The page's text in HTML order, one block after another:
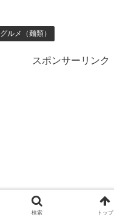
グルメ（麺類）
スポンサーリンク
検索 トップ